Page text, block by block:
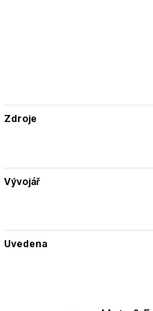
Zdroje
Vývojář
Uvedena